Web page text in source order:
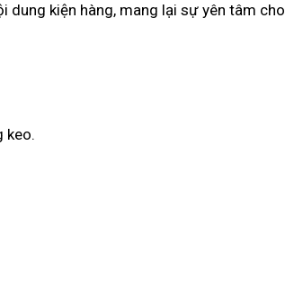
dung kiện hàng, mang lại sự yên tâm cho
keo.